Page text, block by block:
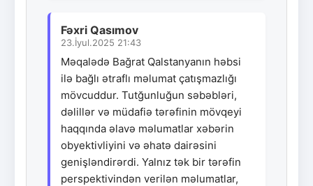
Fəxri Qasımov
23.İyul.2025 21:43
Məqalədə Bağrat Qalstanyanın həbsi
ilə bağlı ətraflı məlumat çatışmazlığı
mövcuddur. Tutğunluğun səbəbləri,
dəlillər və müdafiə tərəfinin mövqeyi
haqqında əlavə məlumatlar xəbərin
obyektivliyini və əhatə dairəsini
genişləndirərdi. Yalnız tək bir tərəfin
perspektivindən verilən məlumatlar,